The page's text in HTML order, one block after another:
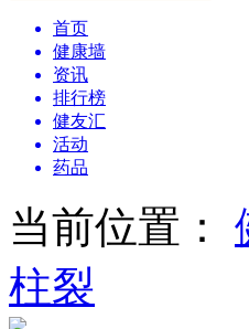
首页
健康墙
资讯
排行榜
健友汇
活动
药品
当前位置：
柱裂